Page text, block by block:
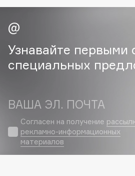
C
Cadence
Capelli Dorati
Carolina Herrera
Catrice
Celimax
Cettua
Узнавайте первыми
специальных
ВАША ЭЛ. ПОЧТА
Согласен на получение
рекламно-информационных
материалов